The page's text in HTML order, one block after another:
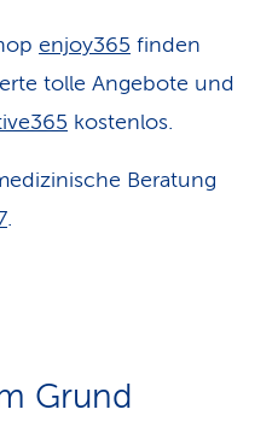
enjoy365 finden
tolle Angebote und
kostenlos.
Beratung
.
Grund